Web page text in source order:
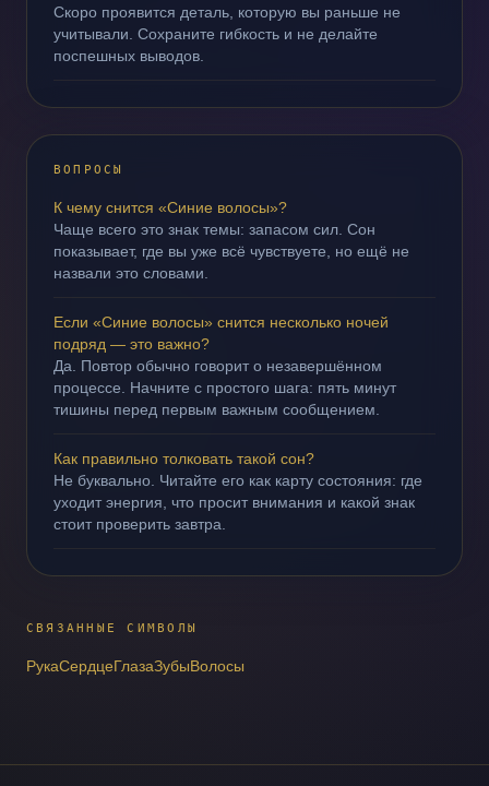
Скоро проявится деталь, которую вы раньше не
учитывали. Сохраните гибкость и не делайте
поспешных выводов.
ВОПРОСЫ
К чему снится «Синие волосы»?
Чаще всего это знак темы: запасом сил. Сон
показывает, где вы уже всё чувствуете, но ещё не
назвали это словами.
Если «Синие волосы» снится несколько ночей
подряд — это важно?
Да. Повтор обычно говорит о незавершённом
процессе. Начните с простого шага: пять минут
тишины перед первым важным сообщением.
Как правильно толковать такой сон?
Не буквально. Читайте его как карту состояния: где
уходит энергия, что просит внимания и какой знак
стоит проверить завтра.
СВЯЗАННЫЕ СИМВОЛЫ
РукаСердцеГлазаЗубыВолосы